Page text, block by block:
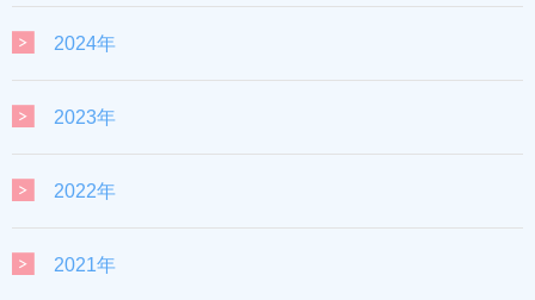
2024年
2023年
2022年
2021年